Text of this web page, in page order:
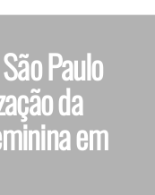
Paulo
da
em